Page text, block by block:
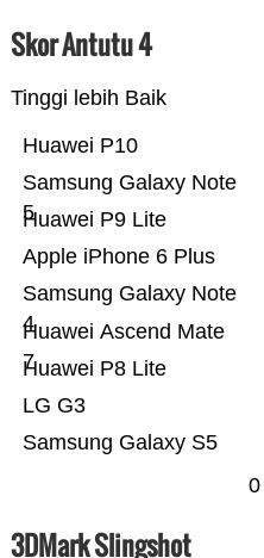
Skor Antutu 4
Tinggi lebih Baik
Samsung Galaxy S5
LG G3
Huawei P8 Lite
Huawei Ascend Mate
7
Samsung Galaxy Note
4
Apple iPhone 6 Plus
Huawei P9 Lite
Samsung Galaxy Note
5
Huawei P10
0
3DMark Slingshot